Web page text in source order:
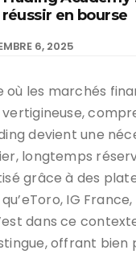
en bourse
6, 2025
où les marchés
devient une
longtemps
grâce à des
IG
dans ce
offrant bien